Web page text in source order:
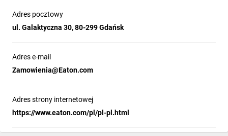
Adres pocztowy
ul. Galaktyczna 30, 80-299 Gdańsk
Adres e-mail
Zamowienia@Eaton.com
Adres strony internetowej
https://www.eaton.com/pl/pl-pl.html